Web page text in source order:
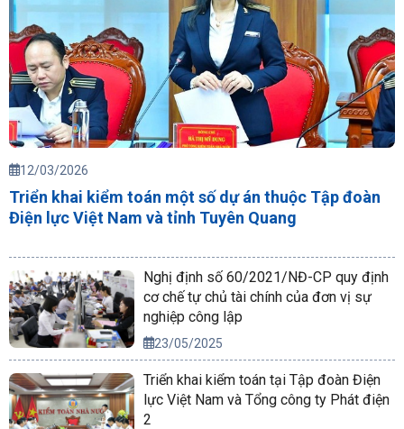
12/03/2026
Triển khai kiểm toán một số dự án thuộc Tập đoàn
Điện lực Việt Nam và tỉnh Tuyên Quang
Nghị định số 60/2021/NĐ-CP quy định
cơ chế tự chủ tài chính của đơn vị sự
nghiệp công lập
23/05/2025
Triển khai kiểm toán tại Tập đoàn Điện
lực Việt Nam và Tổng công ty Phát điện
2